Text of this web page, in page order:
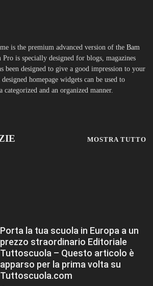
is the premium advanced version of the Bam
Pro is specially designed for blogs, magazines
been designed to give a good impression to your
homepage widgets can be used to
and an organized manner.
MOSTRA TUTTO
Porta la tua scuola in Europa a un
prezzo straordinario Editoriale
Tuttoscuola – Questo articolo è
apparso per la prima volta su
Tuttoscuola.com